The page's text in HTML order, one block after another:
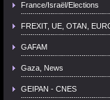
France/Israël/Elections
FREXIT, UE, OTAN,
GAFAM
Gaza, News
GEIPAN - CNES